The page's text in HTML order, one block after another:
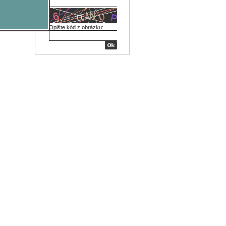
Opište kód z obrázku: